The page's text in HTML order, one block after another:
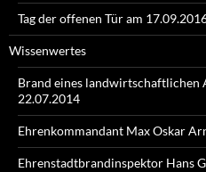
Tag der offenen Tür am
Wissenwertes
Brand eines landwirtschaftlichen
22.07.2014
Ehrenkommandant Max Oskar
Ehrenstadtbrandinspektor Hans